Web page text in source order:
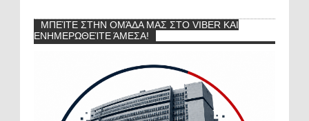
ΜΠΕΊΤΕ ΣΤΗΝ ΟΜΆΔΑ ΜΑΣ ΣΤΟ VIBER ΚΑΙ
ΕΝΗΜΕΡΩΘΕΊΤΕ ΆΜΕΣΑ!